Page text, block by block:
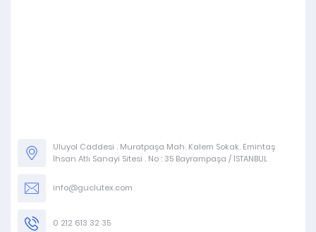
Uluyol Caddesi . Muratpaşa Mah. Kalem Sokak. Emintaş
İhsan Atlı Sanayi Sitesi . No : 35 Bayrampaşa / İSTANBUL
info@guclutex.com
0 212 613 32 35